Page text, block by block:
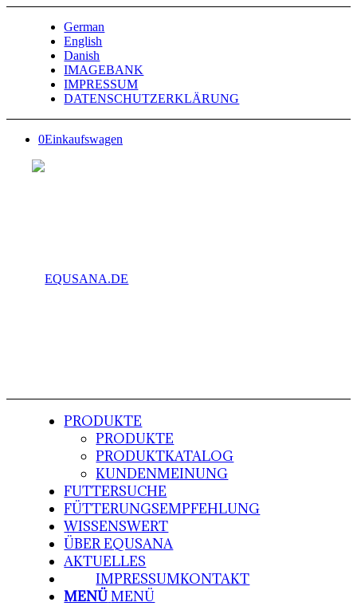
German
English
Danish
IMAGEBANK
IMPRESSUM
DATENSCHUTZERKLÄRUNG
0Einkaufswagen
PRODUKTE
PRODUKTE
PRODUKTKATALOG
KUNDENMEINUNG
FUTTERSUCHE
FÜTTERUNGSEMPFEHLUNG
WISSENSWERT
ÜBER EQUSANA
AKTUELLES
KONTAKT
IMPRESSUM
MENÜ MENÜ